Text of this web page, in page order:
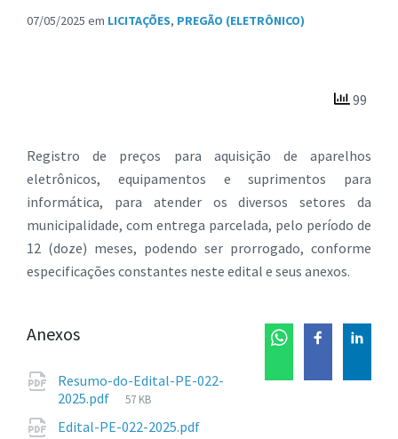
07/05/2025 em LICITAÇÕES, PREGÃO (ELETRÔNICO)
99
Registro de preços para aquisição de aparelhos
eletrônicos, equipamentos e suprimentos para
informática, para atender os diversos setores da
municipalidade, com entrega parcelada, pelo período de
12 (doze) meses, podendo ser prorrogado, conforme
especificações constantes neste edital e seus anexos.
Anexos
Resumo-do-Edital-PE-022-
2025.pdf
Tamanho
arquivo:
57 KB
Edital-PE-022-2025.pdf